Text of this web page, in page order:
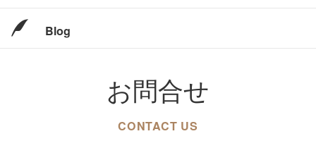
Blog
お問合せ
CONTACT US